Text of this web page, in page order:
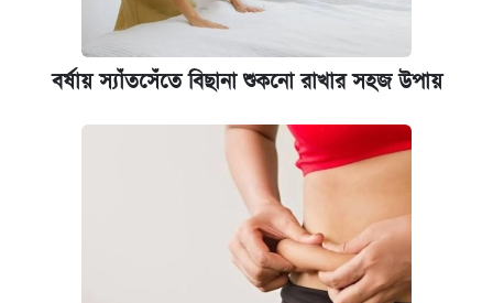
বর্ষায় স্যাঁতসেঁতে বিছানা শুকনো রাখার সহজ উপায়